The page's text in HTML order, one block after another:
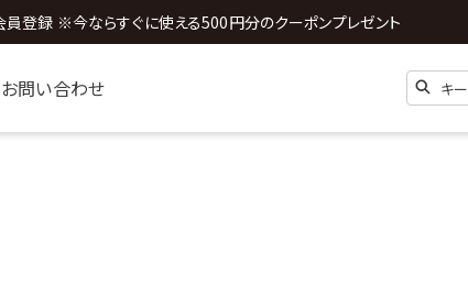
全国送料0円 ※3,980円以上のご購入時
お問い合わせ